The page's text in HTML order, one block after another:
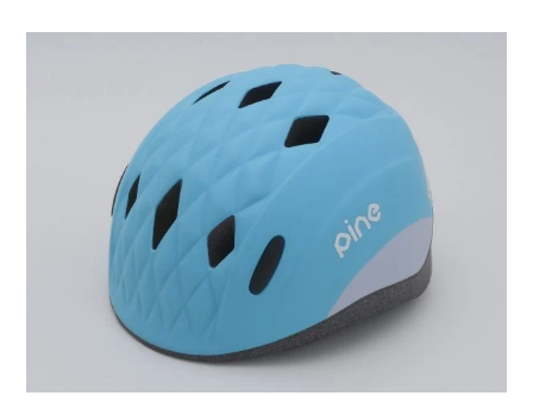
サドルパーツ
スタンド
キャリヤ
YSD
エール
オージーケーカブト
オージーケー技研
カミオジャパン
キャットアイ
CLOSE